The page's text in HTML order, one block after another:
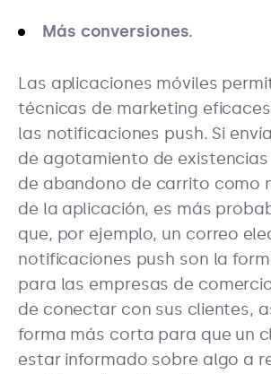
Más conversiones.
Las aplicaciones móviles
técnicas de marketing
las notificaciones push. Si
de agotamiento de existencias
de abandono de carrito como
de la aplicación, es más
que, por ejemplo, un correo
notificaciones push son la
para las empresas de
de conectar con sus clientes,
forma más corta para que un
estar informado sobre algo a